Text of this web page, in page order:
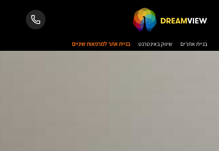
בניית אתרים שיווק באינטרנט בניית אתר למרפאות שיניים